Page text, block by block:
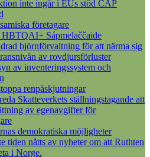
inte ingår i EUs stöd CAP
företagare
Sápmelaččaide
björnförvaltning för att närma sig
av rovdjursförluster
av inventeringssystem och
renpåskjutningar
Skatteverkets ställningstagande att
av egenavgifter för
demokratiska möjligheter
tiden nåtts av nyheter om att Ruthten
i Norge.